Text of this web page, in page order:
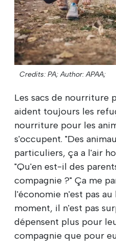
Credits: PA; Author: APAA;
Les sacs de nourriture
aident toujours les
nourriture pour les
s'occupent. "Des
particuliers, ça a l'air
"Qu'en est-il des
compagnie ?" Ça me
l'économie n'est pas au
moment, il n'est pas
dépensent plus pour
compagnie que pour